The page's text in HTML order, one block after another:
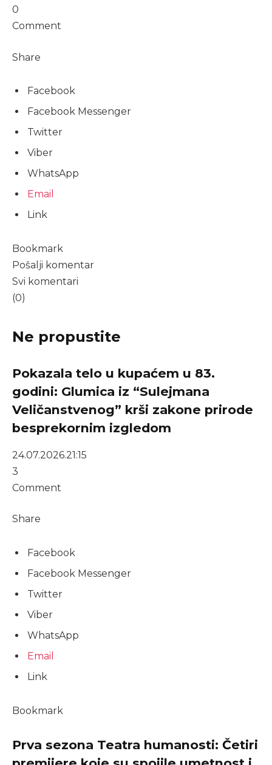
0
Comment
Share
Facebook
Facebook Messenger
Twitter
Viber
WhatsApp
Email
Link
Bookmark
Pošalji komentar
Svi komentari
(0)
Ne propustite
Pokazala telo u kupaćem u 83.
godini: Glumica iz “Sulejmana
Veličanstvenog” krši zakone prirode
besprekornim izgledom
24.07.2026.21:15
3
Comment
Share
Facebook
Facebook Messenger
Twitter
Viber
WhatsApp
Email
Link
Bookmark
Prva sezona Teatra humanosti: Četiri